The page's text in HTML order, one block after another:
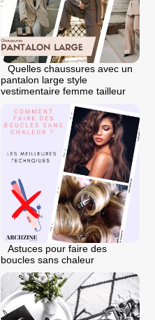
Quelles chaussures avec un
pantalon large style
vestimentaire femme tailleur
Astuces pour faire des
boucles sans chaleur